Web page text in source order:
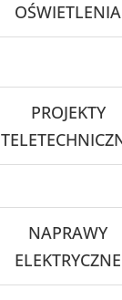
OŚWIETLENIA
PROJEKTY
NAPRAWY
ELEKTRYCZNE